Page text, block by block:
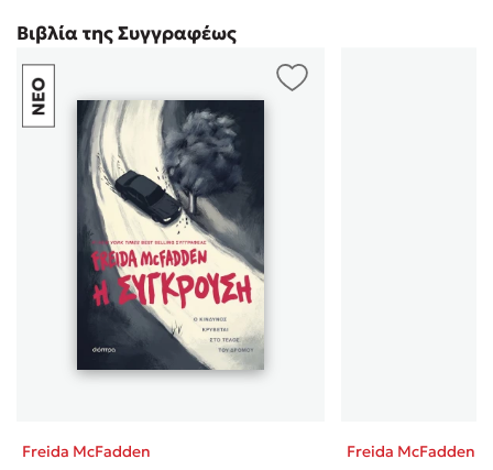
Βιβλία της Συγγραφέως
Freida McFadden Freida McFadden